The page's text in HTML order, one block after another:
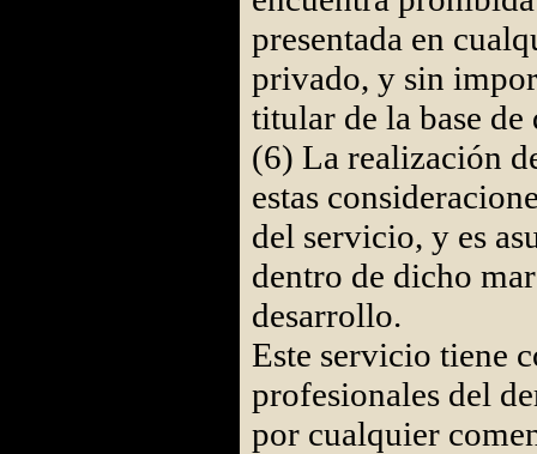
presentada en
privado, y sin
titular de la base de
(6) La realización
estas
del servicio, y es
dentro de dicho
desarrollo.
Este servicio tiene
profesionales del
por cualquier